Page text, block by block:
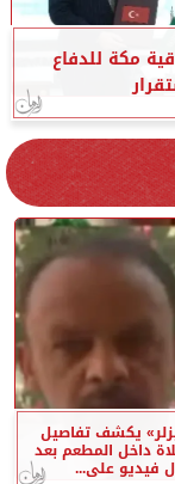
مكة للدفاع
يكشف تفاصيل
داخل المطعم بعد
فيديو على...